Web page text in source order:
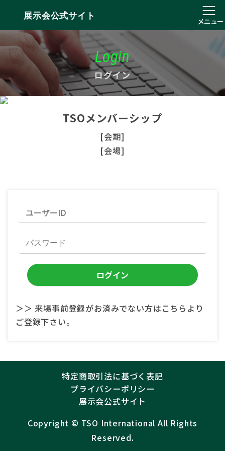
展示会公式サイト
メニュー
Login
ログイン
TSOメンバーシップ
[会期]
[会場]
＞＞ 来場事前登録がお済みでない方はこちらより
ご登録下さい。
特定商取引法に基づく表記
プライバシーポリシー
展示会公式サイト
Copyright ©︎ TSO International All Rights
Reserved.